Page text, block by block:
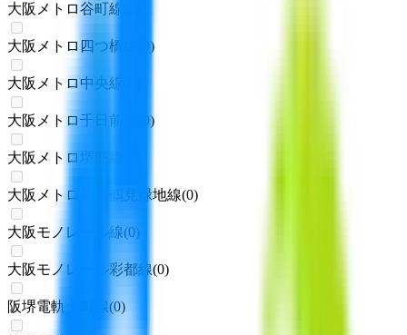
大阪メトロ谷町線
大阪メトロ四つ橋線 )
大阪メトロ中央線
大阪メトロ千日前線 0)
大阪メトロ堺筋線
大阪メトロ長堀鶴見緑地線(0)
大阪モノレール線(0 )
大阪モノレール彩都線(0)
阪堺電軌上町線(0)